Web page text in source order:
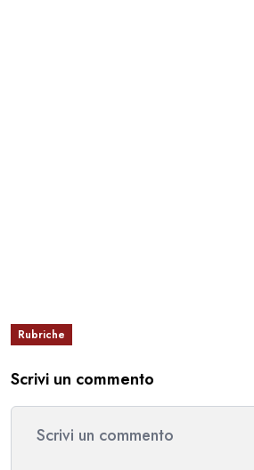
Rubriche
Scrivi un commento